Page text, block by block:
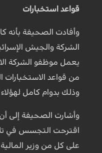
قواعد استخبارات
وأفادت الصحيفة بأنه
الشركة والجيش
يعمل موظفو الشركة
من قواعد الاستخبارات
وذلك بدوام كامل
على كل من وزير